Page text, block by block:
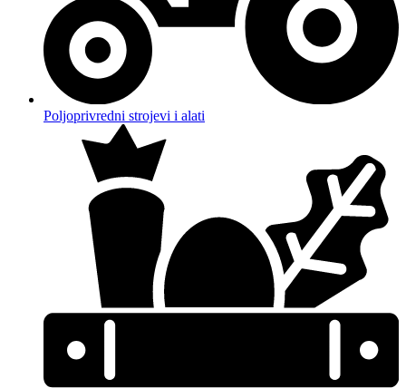
Poljoprivredni strojevi i alati